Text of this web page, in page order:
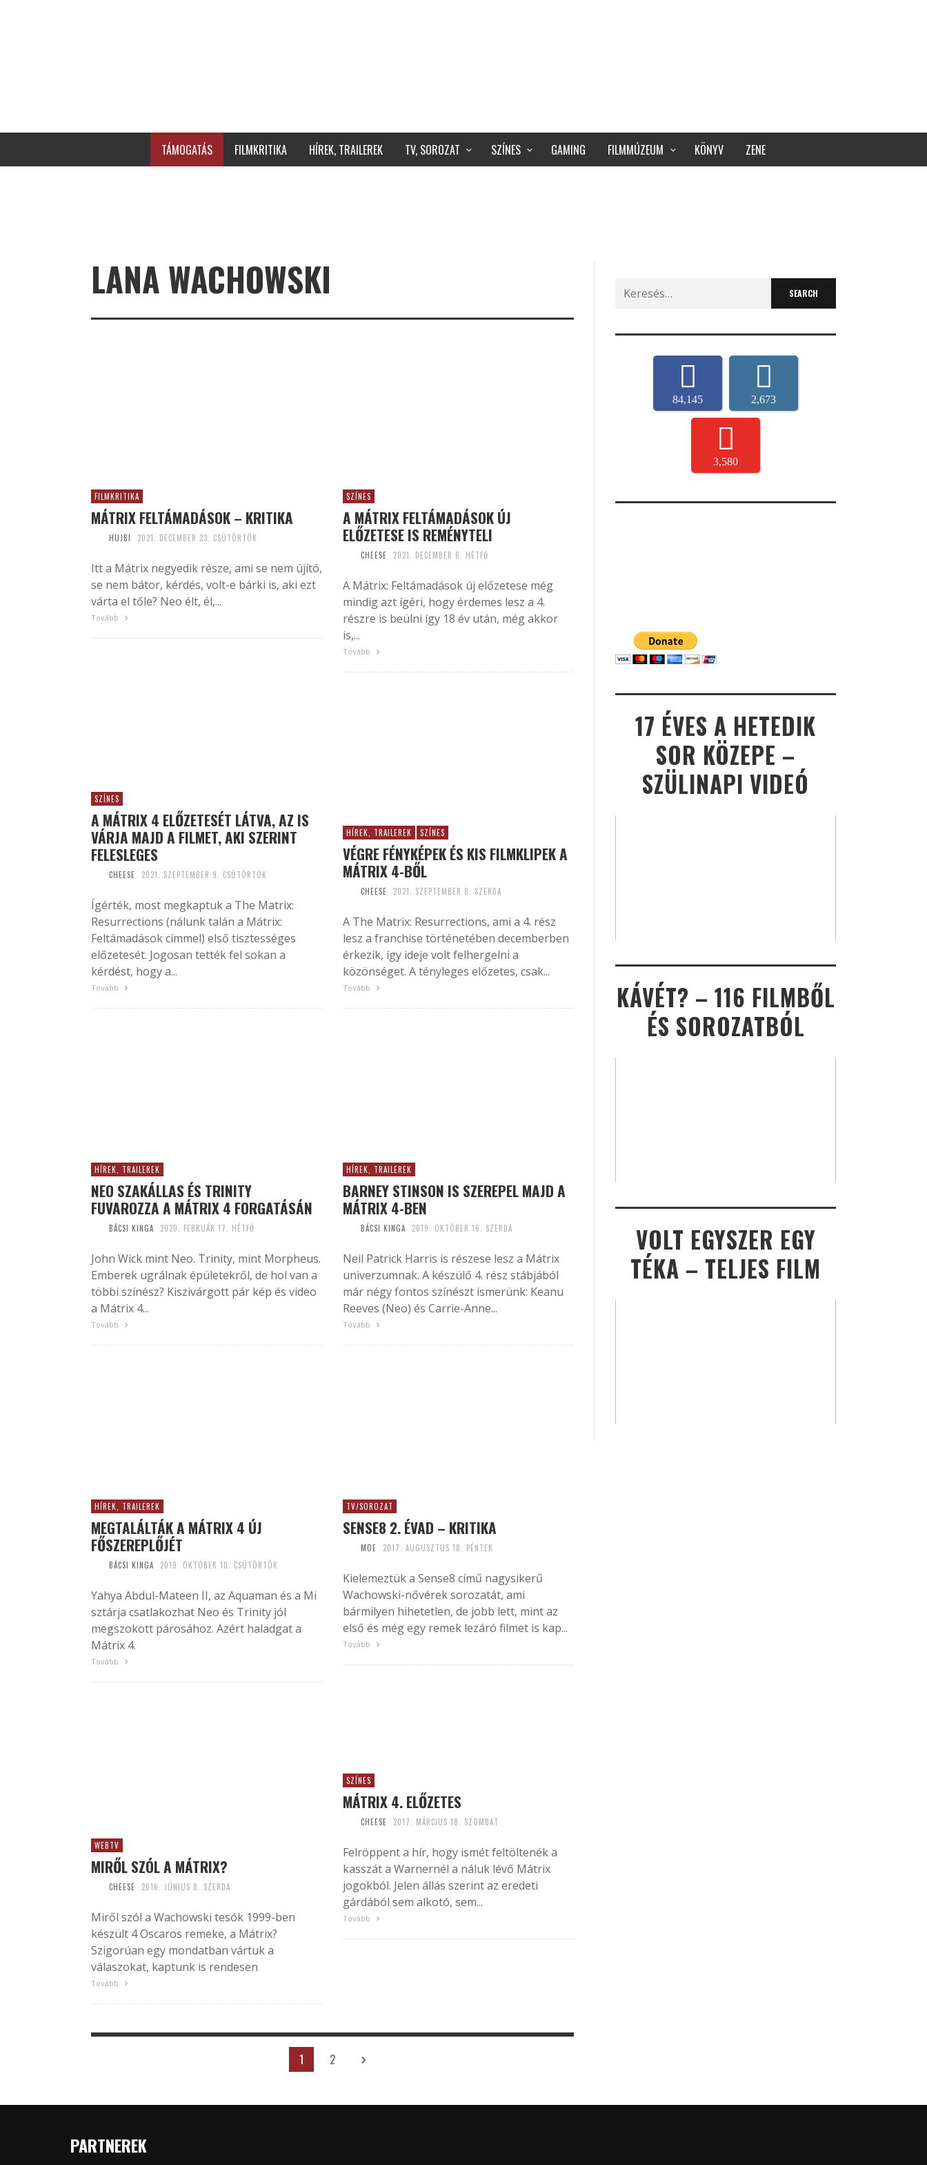
TÁMOGATÁS FILMKRITIKA HÍREK, TRAILEREK TV, SOROZAT SZÍNES GAMING FILMMÚZEUM KÖNYV ZENE
LANA WACHOWSKI
FILMKRITIKA
MÁTRIX FELTÁMADÁSOK – KRITIKA
HUJBI 2021. DECEMBER 23. CSÜTÖRTÖK
Itt a Mátrix negyedik része, ami se nem újító,
se nem bátor, kérdés, volt-e bárki is, aki ezt
várta el tőle? Neo élt, él,...
Tovább
SZÍNES
A MÁTRIX FELTÁMADÁSOK ÚJ
ELŐZETESE IS REMÉNYTELI
CHEESE 2021. DECEMBER 6. HÉTFŐ
A Mátrix: Feltámadások új előzetese még
mindig azt ígéri, hogy érdemes lesz a 4.
részre is beülni így 18 év után, még akkor
is,...
Tovább
SZÍNES
A MÁTRIX 4 ELŐZETESÉT LÁTVA, AZ IS
VÁRJA MAJD A FILMET, AKI SZERINT
FELESLEGES
CHEESE 2021. SZEPTEMBER 9. CSÜTÖRTÖK
Ígérték, most megkaptuk a The Matrix:
Resurrections (nálunk talán a Mátrix:
Feltámadások címmel) első tisztességes
előzetesét. Jogosan tették fel sokan a
kérdést, hogy a...
Tovább
HÍREK, TRAILEREK SZÍNES
VÉGRE FÉNYKÉPEK ÉS KIS FILMKLIPEK A
MÁTRIX 4-BŐL
CHEESE 2021. SZEPTEMBER 8. SZERDA
A The Matrix: Resurrections, ami a 4. rész
lesz a franchise történetében decemberben
érkezik, így ideje volt felhergelni a
közönséget. A tényleges előzetes, csak...
Tovább
HÍREK, TRAILEREK
NEO SZAKÁLLAS ÉS TRINITY
FUVAROZZA A MÁTRIX 4 FORGATÁSÁN
BÁCSI KINGA 2020. FEBRUÁR 17. HÉTFŐ
John Wick mint Neo. Trinity, mint Morpheus.
Emberek ugrálnak épületekről, de hol van a
többi színész? Kiszivárgott pár kép és video
a Mátrix 4...
Tovább
HÍREK, TRAILEREK
BARNEY STINSON IS SZEREPEL MAJD A
MÁTRIX 4-BEN
BÁCSI KINGA 2019. OKTÓBER 16. SZERDA
Neil Patrick Harris is részese lesz a Mátrix
univerzumnak. A készülő 4. rész stábjából
már négy fontos színészt ismerünk: Keanu
Reeves (Neo) és Carrie-Anne...
Tovább
HÍREK, TRAILEREK
MEGTALÁLTÁK A MÁTRIX 4 ÚJ
FŐSZEREPLŐJÉT
BÁCSI KINGA 2019. OKTÓBER 10. CSÜTÖRTÖK
Yahya Abdul-Mateen II, az Aquaman és a Mi
sztárja csatlakozhat Neo és Trinity jól
megszokott párosához. Azért haladgat a
Mátrix 4.
Tovább
TV/SOROZAT
SENSE8 2. ÉVAD – KRITIKA
MOE 2017. AUGUSZTUS 18. PÉNTEK
Kielemeztük a Sense8 című nagysikerű
Wachowski-nővérek sorozatát, ami
bármilyen hihetetlen, de jobb lett, mint az
első és még egy remek lezáró filmet is kap...
Tovább
SZÍNES
MÁTRIX 4. ELŐZETES
CHEESE 2017. MÁRCIUS 18. SZOMBAT
Felröppent a hír, hogy ismét feltöltenék a
kasszát a Warnernél a náluk lévő Mátrix
jogokból. Jelen állás szerint az eredeti
gárdából sem alkotó, sem...
Tovább
WEBTV
MIRŐL SZÓL A MÁTRIX?
CHEESE 2016. JÚNIUS 8. SZERDA
Miről szól a Wachowski tesók 1999-ben
készült 4 Oscaros remeke, a Mátrix?
Szigorúan egy mondatban vártuk a
válaszokat, kaptunk is rendesen
Tovább
1 2
Search
for:
84,145 2,673
3,580
17 ÉVES A HETEDIK
SOR KÖZEPE –
SZÜLINAPI VIDEÓ
KÁVÉT? – 116 FILMBŐL
ÉS SOROZATBÓL
VOLT EGYSZER EGY
TÉKA – TELJES FILM
PARTNEREK